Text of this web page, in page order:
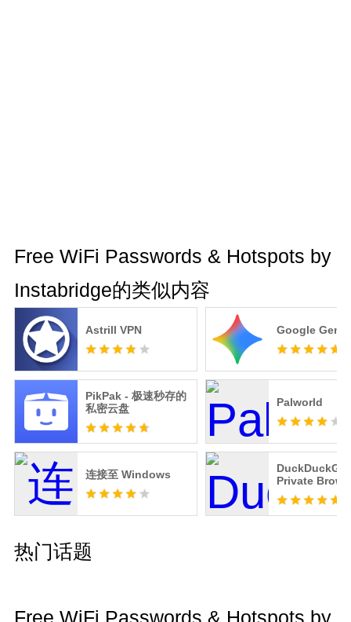
Free WiFi Passwords & Hotspots by
Instabridge的类似内容
Astrill VPN Google
PikPak - 极速秒存的
私密云盘
Palworld
连接至 Windows
DuckDuckGo
Private
热门话题
Free WiFi Passwords & Hotspots by